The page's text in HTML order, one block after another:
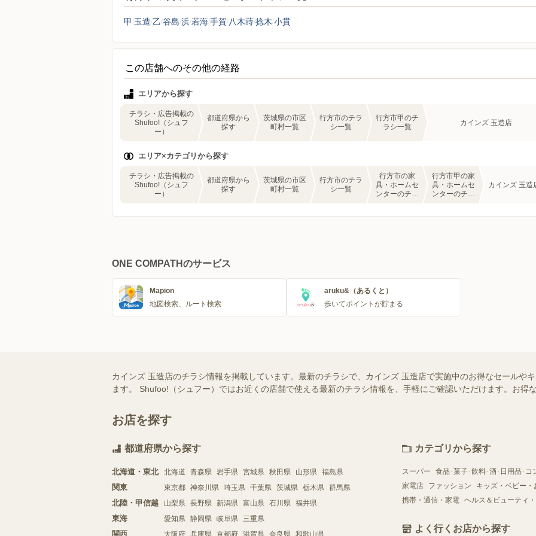
甲 玉造 乙 谷島 浜若海手賀 八木蒔捻木 小貫
この店舗へのその他の経路
エリアから探す
チラシ・広告掲載の
Shufoo!（シュフ
ー）
都道府県から
探す
茨城県の市区
町村一覧
行方市のチラ
シ一覧
行方市甲のチ
ラシ一覧
カインズ 玉造店
エリア×カテゴリから探す
チラシ・広告掲載の
Shufoo!（シュフ
ー）
都道府県から
探す
茨城県の市区
町村一覧
行方市のチラ
シ一覧
行方市の家
具・ホームセ
ンターのチラ
行方市甲の家
具・ホームセ
ンターのチラ
カインズ 玉造
ONE COMPATHのサービス
Mapion
地図検索、ルート検索
aruku&（あるくと）
歩いてポイントが貯まる
カインズ 玉造店のチラシ情報を掲載しています。最新のチラシで、カインズ 玉造店で実施中のお得なセールや
ます。 Shufoo!（シュフー）ではお近くの店舗で使える最新のチラシ情報を、手軽にご確認いただけます。お得
お店を探す
都道府県から探す
北海道・東北 北海道 青森県 岩手県 宮城県 秋田県 山形県 福島県
関東 東京都 神奈川県 埼玉県 千葉県 茨城県 栃木県 群馬県
北陸・甲信越 山梨県 長野県 新潟県 富山県 石川県 福井県
東海 愛知県 静岡県 岐阜県 三重県
関西 大阪府 兵庫県 京都府 滋賀県 奈良県 和歌山県
カテゴリから探す
スーパー
食品･菓子･飲料･酒･日用品･コ
家電店
ファッション
キッズ・ベビー・
携帯・通信・家電 ヘルス＆ビューティ
よく行くお店から探す